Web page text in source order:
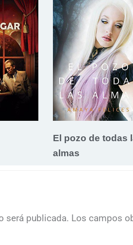
El pozo de todas
almas
será publicada. Los campos